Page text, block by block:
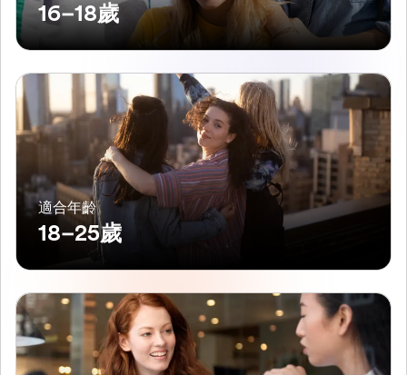
16–18歲
適合年齡
18–25歲